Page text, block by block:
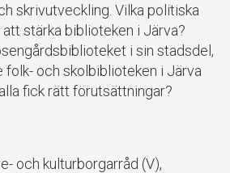
skrivutveckling. Vilka politiska
stärka biblioteken i Järva?
i sin stadsdel,
folk- och skolbiblioteken i Järva
fick rätt förutsättningar?
och kulturborgarråd (V),